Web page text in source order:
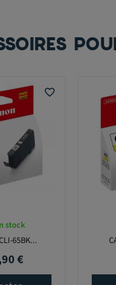
favorite_border
stock
65BK...
€